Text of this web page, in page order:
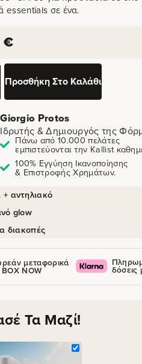
essentials σε ένα.
€
Προσθήκη Στο Καλάθι
Giorgio Protos
Ιδρυτής & Δημιουργός της
Πάνω από 10.000 πελάτες
εμπιστεύονται την Kallist
100% Εγγύηση Ικανοποίησης
& Επιστροφής Χρημάτων.
αντηλιακό
glow
διακοπές
μεταφορικά
NOW δόσεις
Τα Μαζί!